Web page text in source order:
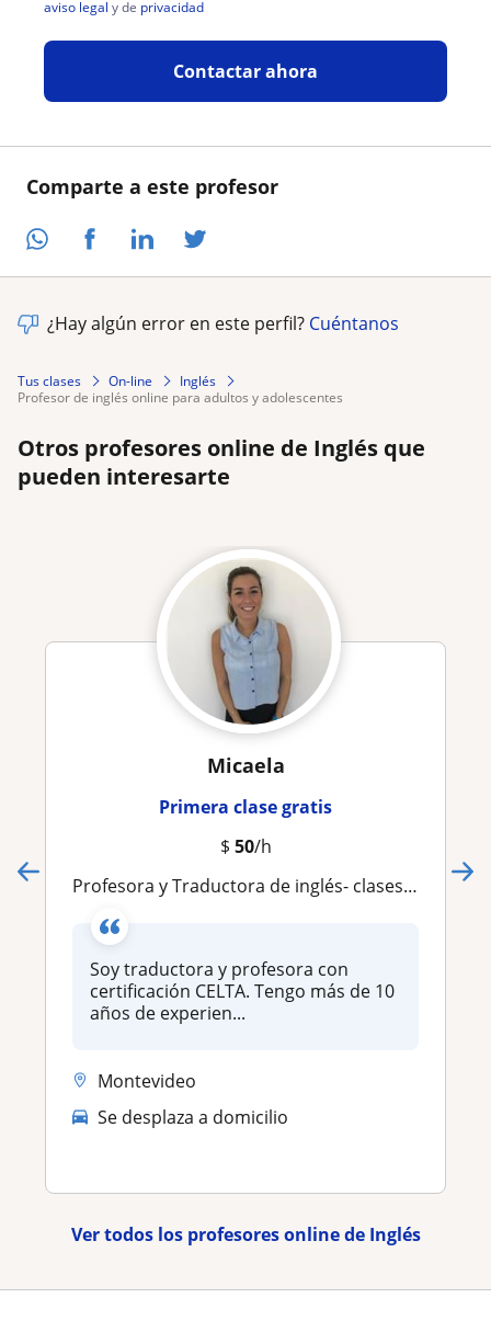
Comparte a este profesor
aviso legal y de privacidad
Contactar ahora
¿Hay algún error en este perfil? Cuéntanos
Tus clases On-line
Inglés
profesor de inglés online para adultos y adolescentes
Otros profesores online de Inglés que
pueden interesarte
Micaela
Primera clase gratis
$ 50/h
Profesora y Traductora de inglés- clases online
Soy traductora y profesora con
certificación CELTA. Tengo más de 10
años de experien...
Montevideo
Se desplaza a domicilio
Ver todos los profesores online de Inglés